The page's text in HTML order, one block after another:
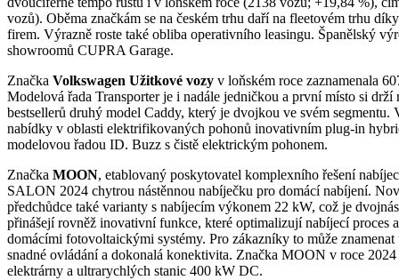
vozů). Oběma značkám se na českém trhu daří na fleetovém trhu
firem. Výrazně roste také obliba operativního leasingu. Španělský
showroomů CUPRA Garage.
Značka Volkswagen Užitkové vozy v loňském roce zaznamenala
Modelová řada Transporter je i nadále jedničkou a první místo si
bestsellerů druhý model Caddy, který je dvojkou ve svém
nabídky v oblasti elektrifikovaných pohonů inovativním plug-in
modelovou řadou ID. Buzz s čistě elektrickým pohonem.
Značka MOON, etablovaný poskytovatel komplexního řešení
SALON 2024 chytrou nástěnnou nabíječku pro domácí nabíjení.
předchůdce také varianty s nabíjecím výkonem 22 kW, což je
přinášejí rovněž inovativní funkce, které optimalizují nabíjecí proces
domácími fotovoltaickými systémy. Pro zákazníky to může
snadné ovládání a dokonalá konektivita. Značka MOON v roce
elektrárny a ultrarychlých stanic 400 kW DC.